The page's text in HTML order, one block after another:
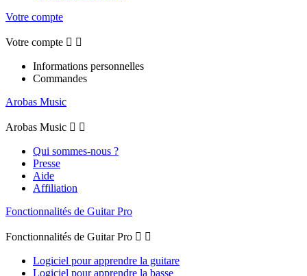
Votre compte
Votre compte  
Informations personnelles
Commandes
Arobas Music
Arobas Music  
Qui sommes-nous ?
Presse
Aide
Affiliation
Fonctionnalités de Guitar Pro
Fonctionnalités de Guitar Pro  
Logiciel pour apprendre la guitare
Logiciel pour apprendre la basse